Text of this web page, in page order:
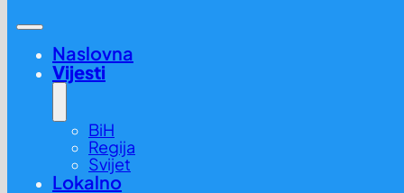
Naslovna
Vijesti
BiH
Regija
Svijet
Lokalno